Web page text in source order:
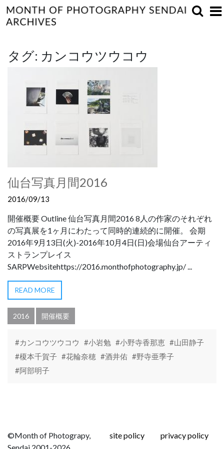
タグ: カンコウツウコウ
仙台写真月間2016
2016/09/13
開催概要 Outline 仙台写真月間2016 8人の作家のそれぞれ
の写真展を1ヶ月にわたって同時的連続的に開催。 会期
2016年9月13日(火)-2016年10月4日(日)会場仙台アーティ
ストランプレイス
SARPWebsitehttps://2016.monthofphotography.jp/ ...
READ MORE
2016 開催概要
#カンコウツウコウ #小岩勉 #小野寺香那恵 #山田静子
#榎本千賀子 #花輪奈穂 #酒井佑 #野寺亜季子
#阿部明子
privacy policy
site policy
©Month of Photograpy,